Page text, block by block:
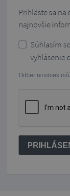
Prihláste sa
najnovšie
Súhlasím
vyhlásenie
Odber noviniek